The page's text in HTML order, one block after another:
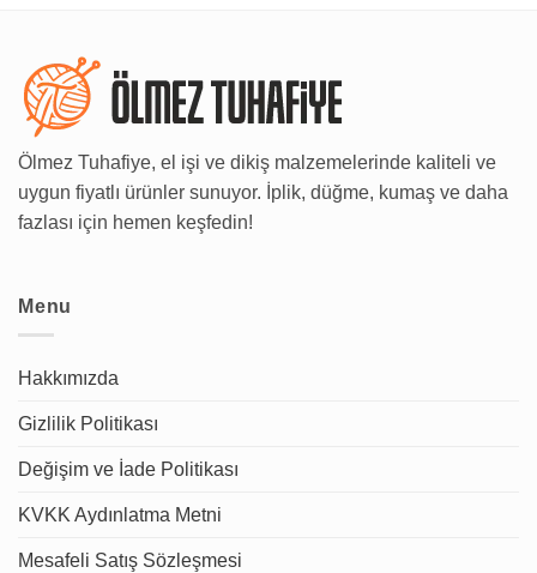
Ölmez Tuhafiye, el işi ve dikiş malzemelerinde kaliteli ve
uygun fiyatlı ürünler sunuyor. İplik, düğme, kumaş ve daha
fazlası için hemen keşfedin!
Menu
Hakkımızda
Gizlilik Politikası
Değişim ve İade Politikası
KVKK Aydınlatma Metni
Mesafeli Satış Sözleşmesi